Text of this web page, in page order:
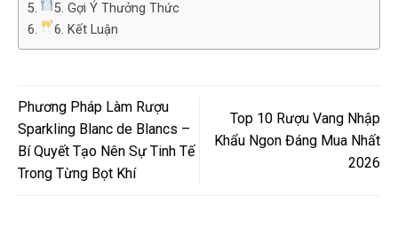
5. Gợi Ý Thưởng Thức
6. Kết Luận
Phương Pháp Làm Rượu
Sparkling Blanc de Blancs –
Bí Quyết Tạo Nên Sự Tinh Tế
Trong Từng Bọt Khí
Top 10 Rượu Vang Nhập
Khẩu Ngon Đáng Mua Nhất
2026